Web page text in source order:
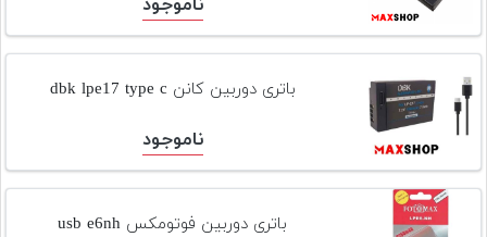
ناموجود
باتری دوربین کانن dbk lpe17 type c
ناموجود
باتری دوربین فوتومکس usb e6nh